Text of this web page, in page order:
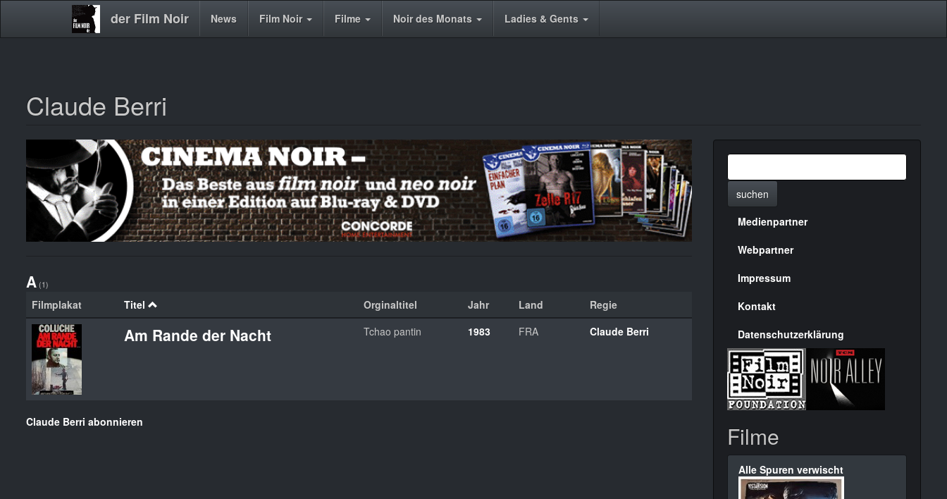
der Film Noir
Main News Film Noir Filme Noir des Monats Ladies & Gents
Claude Berri
A (1)
Filmplakat Titel Orginaltitel Jahr Land Regie
Am Rande der Nacht Tchao pantin 1983 FRA Claude Berri
Claude Berri abonnieren
suchen
Menülinks
rechte
Seite
Medienpartner
Webpartner
Impressum
Kontakt
Datenschutzerklärung
Filme
Alle Spuren verwischt